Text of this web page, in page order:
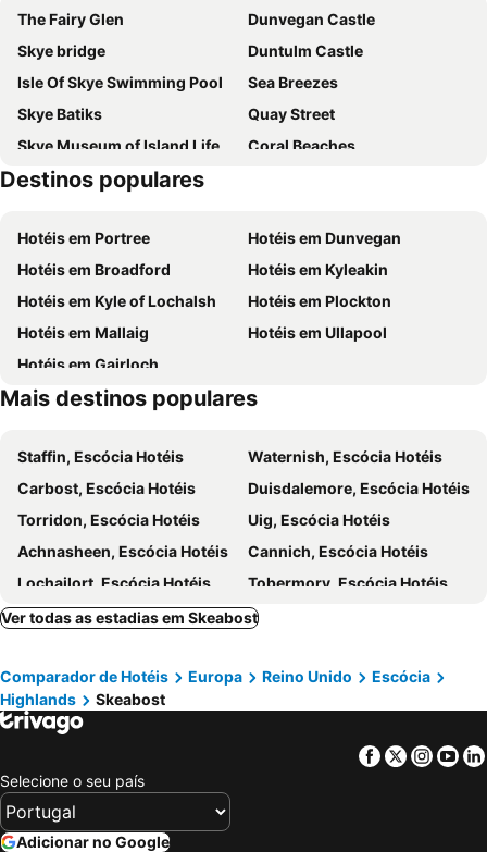
Redwood House & Restaurant
The Skye Inn
The Portree Hotel
Atholl House Skye
Stein Inn
Skye Lodges
Lealt Falls House
Ferry Inn Isle Of Skye
The Fairy Glen
Dunvegan Castle
Skye bridge
Duntulm Castle
Isle Of Skye Swimming Pool
Sea Breezes
Skye Batiks
Quay Street
Skye Museum of Island Life
Coral Beaches
Colbost Croft Museum
Destinos populares
Hotéis em Portree
Hotéis em Dunvegan
Hotéis em Broadford
Hotéis em Kyleakin
Hotéis em Kyle of Lochalsh
Hotéis em Plockton
Hotéis em Mallaig
Hotéis em Ullapool
Hotéis em Gairloch
Mais destinos populares
Staffin, Escócia Hotéis
Waternish, Escócia Hotéis
Carbost, Escócia Hotéis
Duisdalemore, Escócia Hotéis
Torridon, Escócia Hotéis
Uig, Escócia Hotéis
Achnasheen, Escócia Hotéis
Cannich, Escócia Hotéis
Lochailort, Escócia Hotéis
Tobermory, Escócia Hotéis
Glendale, Escócia Hotéis
Stornoway, Escócia Hotéis
Berneray, Escócia Hotéis
Aultbea, Escócia Hotéis
Lochboisdale, Escócia Hotéis
Glenfinnan, Escócia Hotéis
Garve, Escócia Hotéis
Edimburgo, Escócia Hotéis
Glasgow, Escócia Hotéis
Fort William, Escócia Hotéis
Stirling, Escócia Hotéis
Ver todas as estadias em Skeabost
Comparador de Hotéis Europa Reino Unido
Escócia
Highlands
Skeabost
Facebook
Twitter
Selecione o seu país
Adicionar no Google